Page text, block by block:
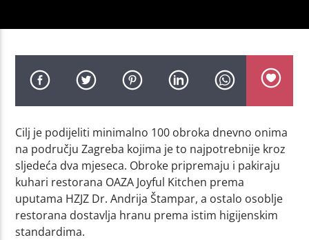
Cilj je podijeliti minimalno 100 obroka dnevno onima
na području Zagreba kojima je to najpotrebnije kroz
sljedeća dva mjeseca. Obroke pripremaju i pakiraju
kuhari restorana OAZA Joyful Kitchen prema
uputama HZJZ Dr. Andrija Štampar, a ostalo osoblje
restorana dostavlja hranu prema istim higijenskim
standardima.